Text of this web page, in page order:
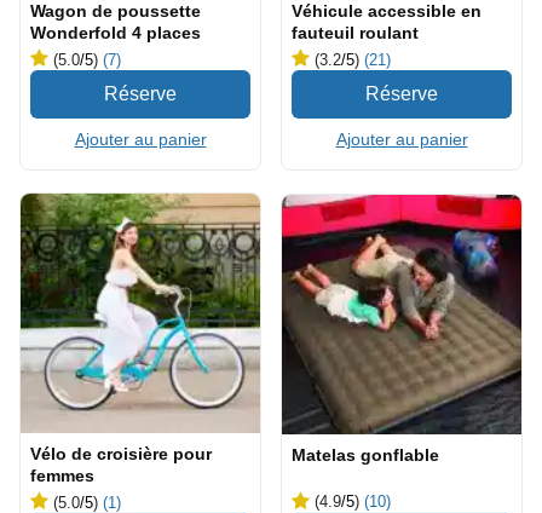
Wagon de poussette
Wonderfold 4 places
(5.0/5) (7)
Ajouter au panier
Véhicule accessible en
fauteuil roulant
(3.2/5) (21)
Ajouter au panier
Vélo de croisière pour
femmes
(5.0/5) (1)
Matelas gonflable
(4.9/5) (10)